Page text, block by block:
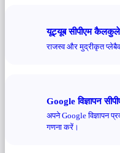
यूट्यूब सीपीएम
राजस्व और मुद्रीकृत
Google विज्ञापन
अपने Google विज्ञापन
गणना करें।